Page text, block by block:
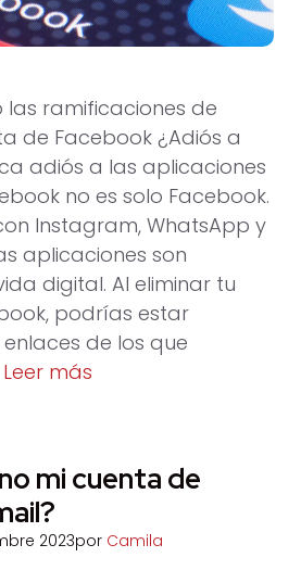
ramificaciones de
de Facebook ¿Adiós a
adiós a las aplicaciones
no es solo Facebook.
Instagram, WhatsApp y
aplicaciones son
digital. Al eliminar tu
podrías estar
de los que
Leer más
mi cuenta de
2023por Camila